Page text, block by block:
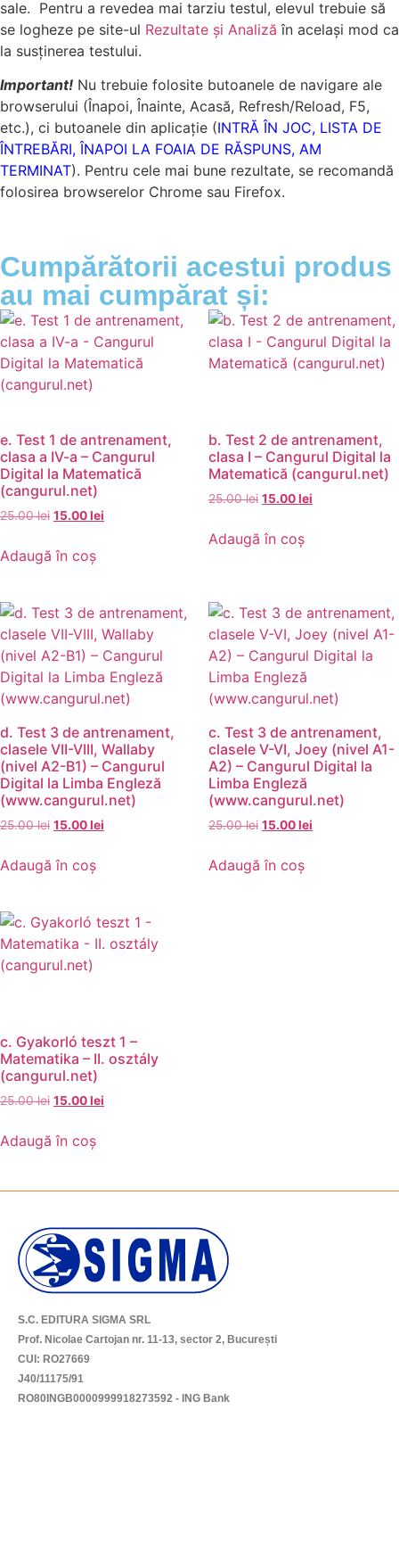
sale. Pentru a revedea mai tarziu testul, elevul trebuie să
se logheze pe site-ul Rezultate și Analiză în același mod ca
la susținerea testului.
Important! Nu trebuie folosite butoanele de navigare ale
browserului (Înapoi, Înainte, Acasă, Refresh/Reload, F5,
etc.), ci butoanele din aplicație (INTRĂ ÎN JOC, LISTA DE
ÎNTREBĂRI, ÎNAPOI LA FOAIA DE RĂSPUNS, AM
TERMINAT). Pentru cele mai bune rezultate, se recomandă
folosirea browserelor Chrome sau Firefox.
Cumpărătorii acestui produs
au mai cumpărat și:
e. Test 1 de antrenament,
clasa a IV-a – Cangurul
Digital la Matematică
(cangurul.net)
25.00lei 15.00lei
Adaugă în coș
b. Test 2 de antrenament,
clasa I – Cangurul Digital la
Matematică (cangurul.net)
25.00lei 15.00lei
Adaugă în coș
d. Test 3 de antrenament,
clasele VII-VIII, Wallaby
(nivel A2-B1) – Cangurul
Digital la Limba Engleză
(www.cangurul.net)
25.00lei 15.00lei
Adaugă în coș
c. Test 3 de antrenament,
clasele V-VI, Joey (nivel A1-
A2) – Cangurul Digital la
Limba Engleză
(www.cangurul.net)
25.00lei 15.00lei
Adaugă în coș
c. Gyakorló teszt 1 –
Matematika – II. osztály
(cangurul.net)
25.00lei 15.00lei
Adaugă în coș
S.C. EDITURA SIGMA SRL
Prof. Nicolae Cartojan nr. 11-13, sector 2, București
CUI: RO27669
J40/11175/91
RO80INGB0000999918273592 - ING Bank